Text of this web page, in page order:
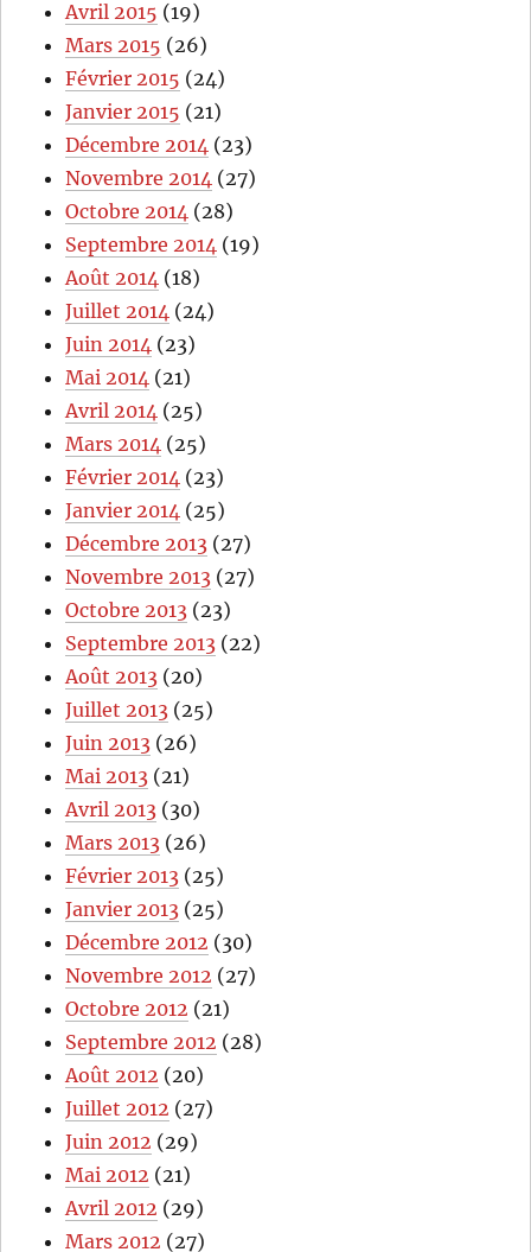
Avril 2015 (19)
Mars 2015 (26)
Février 2015 (24)
Janvier 2015 (21)
Décembre 2014 (23)
Novembre 2014 (27)
Octobre 2014 (28)
Septembre 2014 (19)
Août 2014 (18)
Juillet 2014 (24)
Juin 2014 (23)
Mai 2014 (21)
Avril 2014 (25)
Mars 2014 (25)
Février 2014 (23)
Janvier 2014 (25)
Décembre 2013 (27)
Novembre 2013 (27)
Octobre 2013 (23)
Septembre 2013 (22)
Août 2013 (20)
Juillet 2013 (25)
Juin 2013 (26)
Mai 2013 (21)
Avril 2013 (30)
Mars 2013 (26)
Février 2013 (25)
Janvier 2013 (25)
Décembre 2012 (30)
Novembre 2012 (27)
Octobre 2012 (21)
Septembre 2012 (28)
Août 2012 (20)
Juillet 2012 (27)
Juin 2012 (29)
Mai 2012 (21)
Avril 2012 (29)
Mars 2012 (27)